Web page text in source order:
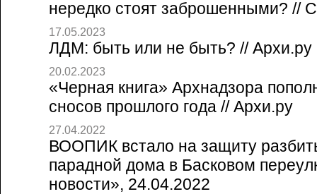
нередко стоят заброшенными? //
17.05.2023
ЛДМ: быть или не быть? // Архи.ру
20.02.2023
«Черная книга» Архнадзора
сносов прошлого года // Архи.ру
27.04.2022
ВООПИК встало на защиту
парадной дома в Басковом
новости», 24.04.2022